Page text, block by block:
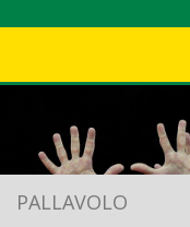
PALLAVOLO